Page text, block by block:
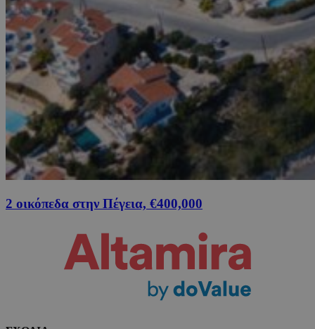
2 οικόπεδα στην Πέγεια, €400,000